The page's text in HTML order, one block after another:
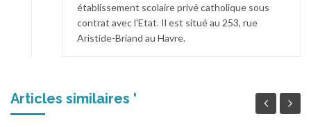
établissement scolaire privé catholique sous
contrat avec l'Etat. Il est situé au 253, rue
Aristide-Briand au Havre.
Articles similaires '